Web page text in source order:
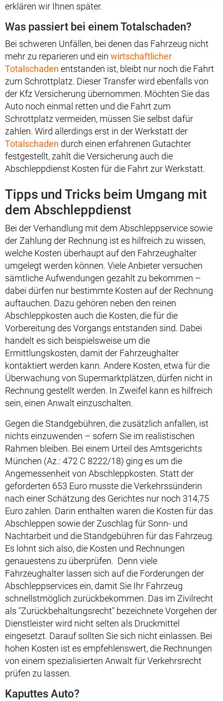
erklären wir Ihnen später.
Was passiert bei einem Totalschaden?
Bei schweren Unfällen, bei denen das Fahrzeug nicht
mehr zu reparieren und ein wirtschaftlicher
Totalschaden entstanden ist, bleibt nur noch die Fahrt
zum Schrottplatz. Dieser Transfer wird ebenfalls von
der Kfz Versicherung übernommen. Möchten Sie das
Auto noch einmal retten und die Fahrt zum
Schrottplatz vermeiden, müssen Sie selbst dafür
zahlen. Wird allerdings erst in der Werkstatt der
Totalschaden durch einen erfahrenen Gutachter
festgestellt, zahlt die Versicherung auch die
Abschleppdienst Kosten für die Fahrt zur Werkstatt.
Tipps und Tricks beim Umgang mit
dem Abschleppdienst
Bei der Verhandlung mit dem Abschleppservice sowie
der Zahlung der Rechnung ist es hilfreich zu wissen,
welche Kosten überhaupt auf den Fahrzeughalter
umgelegt werden können. Viele Anbieter versuchen
sämtliche Aufwendungen gezahlt zu bekommen –
dabei dürfen nur bestimmte Kosten auf der Rechnung
auftauchen. Dazu gehören neben den reinen
Abschleppkosten auch die Kosten, die für die
Vorbereitung des Vorgangs entstanden sind. Dabei
handelt es sich beispielsweise um die
Ermittlungskosten, damit der Fahrzeughalter
kontaktiert werden kann. Andere Kosten, etwa für die
Überwachung von Supermarktplätzen, dürfen nicht in
Rechnung gestellt werden. In Zweifel kann es hilfreich
sein, einen Anwalt einzuschalten.
Gegen die Standgebühren, die zusätzlich anfallen, ist
nichts einzuwenden – sofern Sie im realistischen
Rahmen bleiben. Bei einem Urteil des Amtsgerichts
München (Az.: 472 C 8222/18) ging es um die
Angemessenheit von Abschleppkosten. Statt der
geforderten 653 Euro musste die Verkehrssünderin
nach einer Schätzung des Gerichtes nur noch 314,75
Euro zahlen. Darin enthalten waren die Kosten für das
Abschleppen sowie der Zuschlag für Sonn- und
Nachtarbeit und die Standgebühren für das Fahrzeug.
Es lohnt sich also, die Kosten und Rechnungen
genauestens zu überprüfen. Denn viele
Fahrzeughalter lassen sich auf die Forderungen der
Abschleppservices ein, damit Sie Ihr Fahrzeug
schnellstmöglich zurückbekommen. Das im Zivilrecht
als "Zurückbehaltungsrecht" bezeichnete Vorgehen der
Dienstleister wird nicht selten als Druckmittel
eingesetzt. Darauf sollten Sie sich nicht einlassen. Bei
hohen Kosten ist es empfehlenswert, die Rechnungen
von einem spezialisierten Anwalt für Verkehrsrecht
prüfen zu lassen.
Kaputtes Auto?